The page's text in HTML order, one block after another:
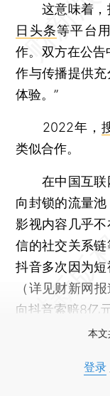
这意味着，抖
日头条等平台
作。双方在公告
作与传播提供
体验。”
2022年，
类似合作。
在中国互联
向封锁的流量池
影视内容几乎
信的社交关系
抖音多次因为短
（详见财新网报
向抖音索赔8亿
本文
登录